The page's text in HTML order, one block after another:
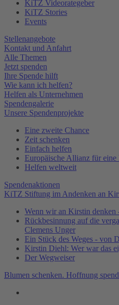
KiTZ Videorategeber
KiTZ Stories
Events
Stellenangebote
Kontakt und Anfahrt
Alle Themen
Jetzt spenden
Ihre Spende hilft
Wie kann ich helfen?
Helfen als Unternehmen
Spendengalerie
Unsere Spendenprojekte
Eine zweite Chance
Zeit schenken
Einfach helfen
Europäische Allianz für
Helfen weltweit
Spendenaktionen
KiTZ Stiftung im Andenken an
Wenn wir an Kirstin denken
Rückbesinnung auf die
Clemens Unger
Ein Stück des Weges - von
Kirstin Diehl: Wer war das
Der Wegweiser
Blumen schenken. Hoffnung